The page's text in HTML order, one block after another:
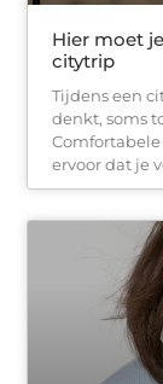
Hier moet
citytrip
Tijdens een
denkt, soms
ervoor dat je